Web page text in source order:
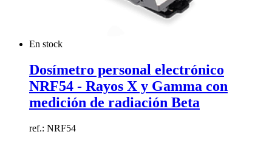
En stock
Dosímetro personal electrónico
NRF54 - Rayos X y Gamma con
medición de radiación Beta
ref.: NRF54